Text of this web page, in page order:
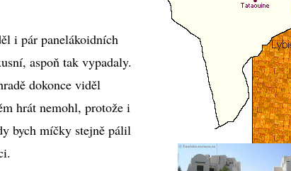
i pár panelákoidních
aspoň tak vypadaly.
dokonce viděl
hrát nemohl, protože i
bych míčky stejně pálil